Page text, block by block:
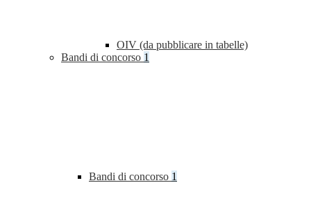
OIV (da pubblicare in tabelle)
Bandi di concorso 1
Bandi di concorso 1